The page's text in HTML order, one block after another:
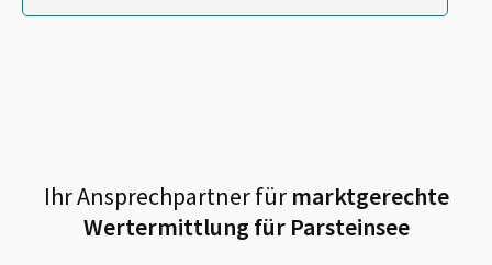
Ihr Ansprechpartner fürmarktgerechte
Wertermittlung für Parsteinsee